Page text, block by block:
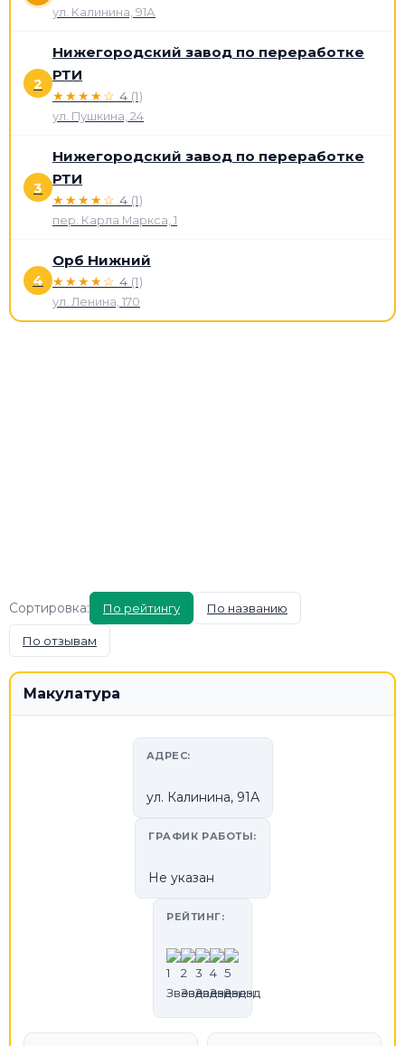
ул. Калинина, 91А
2
Нижегородский завод по переработке
РТИ
★★★★☆ 4 (1)
ул. Пушкина, 24
3
Нижегородский завод по переработке
РТИ
★★★★☆ 4 (1)
пер. Карла Маркса, 1
4
Орб Нижний
★★★★☆ 4 (1)
ул. Ленина, 170
Сортировка: По рейтингу По названию
По отзывам
Макулатура
АДРЕС:
ул. Калинина, 91А
ГРАФИК РАБОТЫ:
Не указан
РЕЙТИНГ: